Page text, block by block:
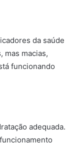
da saúde
mas macias,
funcionando
adequada.